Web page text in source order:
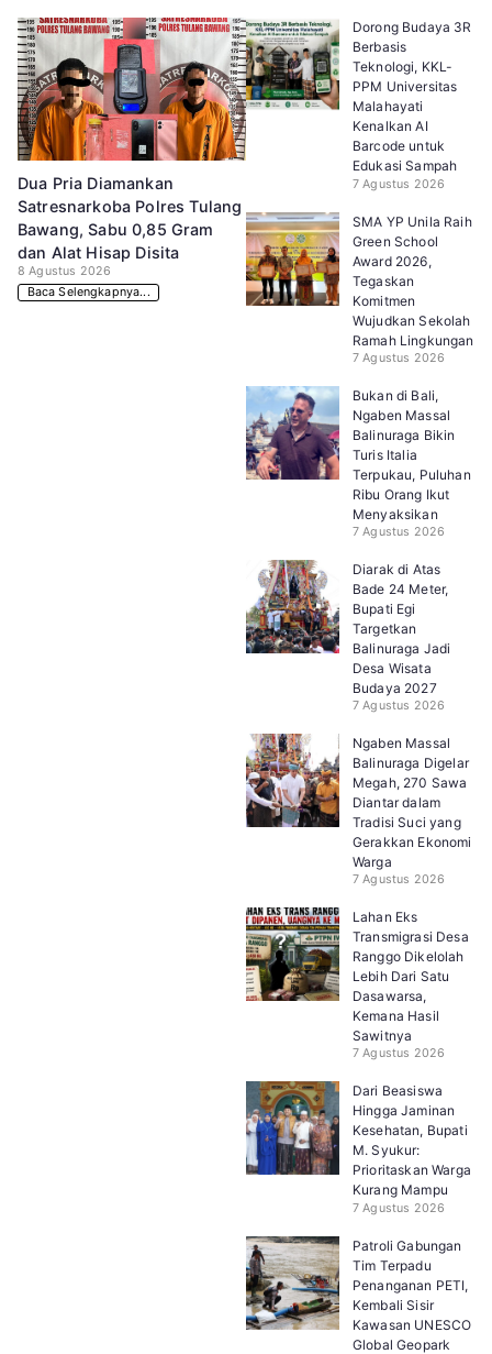
Dua Pria Diamankan
Satresnarkoba Polres Tulang
Bawang, Sabu 0,85 Gram
dan Alat Hisap Disita
8 Agustus 2026
Baca Selengkapnya...
Dorong Budaya 3R
Berbasis
Teknologi, KKL-
PPM Universitas
Malahayati
Kenalkan AI
Barcode untuk
Edukasi Sampah
7 Agustus 2026
SMA YP Unila Raih
Green School
Award 2026,
Tegaskan
Komitmen
Wujudkan Sekolah
Ramah Lingkungan
7 Agustus 2026
Bukan di Bali,
Ngaben Massal
Balinuraga Bikin
Turis Italia
Terpukau, Puluhan
Ribu Orang Ikut
Menyaksikan
7 Agustus 2026
Diarak di Atas
Bade 24 Meter,
Bupati Egi
Targetkan
Balinuraga Jadi
Desa Wisata
Budaya 2027
7 Agustus 2026
Ngaben Massal
Balinuraga Digelar
Megah, 270 Sawa
Diantar dalam
Tradisi Suci yang
Gerakkan Ekonomi
Warga
7 Agustus 2026
Lahan Eks
Transmigrasi Desa
Ranggo Dikelolah
Lebih Dari Satu
Dasawarsa,
Kemana Hasil
Sawitnya
7 Agustus 2026
Dari Beasiswa
Hingga Jaminan
Kesehatan, Bupati
M. Syukur:
Prioritaskan Warga
Kurang Mampu
7 Agustus 2026
Patroli Gabungan
Tim Terpadu
Penanganan PETI,
Kembali Sisir
Kawasan UNESCO
Global Geopark